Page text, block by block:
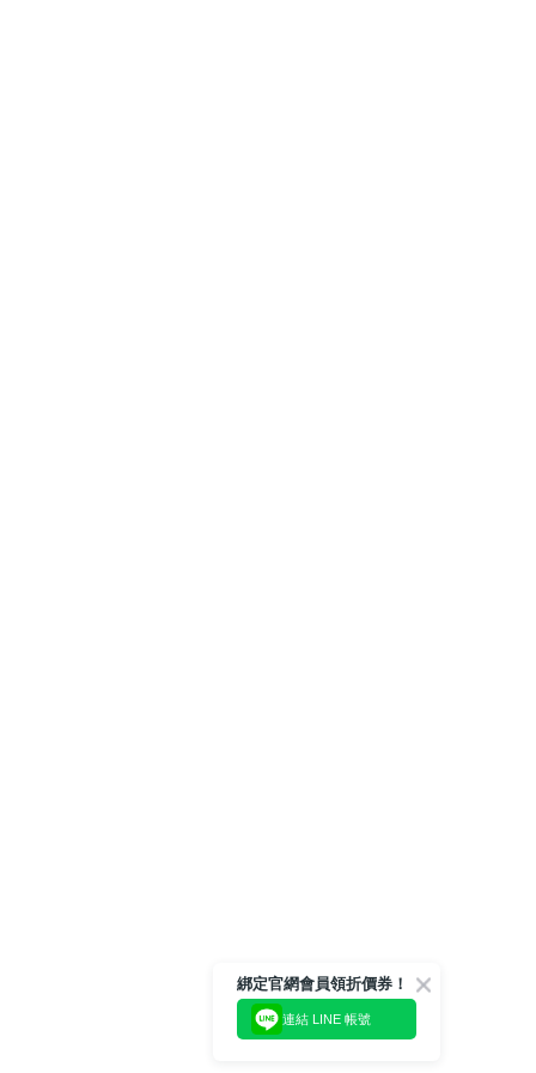
綁定官網會員領折價券！
連結 LINE 帳號